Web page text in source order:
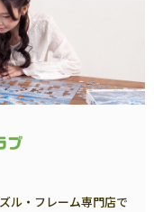
ル・フレーム専門店で